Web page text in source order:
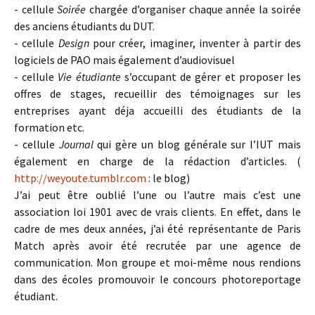
- celluleSoirée chargée d’organiser chaque année la soirée
des anciens étudiants du DUT.
- cellule Designpour créer, imaginer, inventer à partir des
logiciels de PAO mais également d’audiovisuel
- cellule Vie étudiantes’occupant de gérer et proposer les
offres de stages, recueillir des témoignages sur les
entreprises ayant déja accueilli des étudiants de la
formation etc.
- cellule Journalqui gère un blog générale sur l’IUT mais
également en charge de la rédaction d’articles. (
http://weyoute.tumblr.com : le blog)
J’ai peut être oublié l’une ou l’autre mais c’est une
association loi 1901 avec de vrais clients. En effet, dans le
cadre de mes deux années, j’ai été représentante de Paris
Match après avoir été recrutée par une agence de
communication. Mon groupe et moi-même nous rendions
dans des écoles promouvoir le concours photoreportage
étudiant.